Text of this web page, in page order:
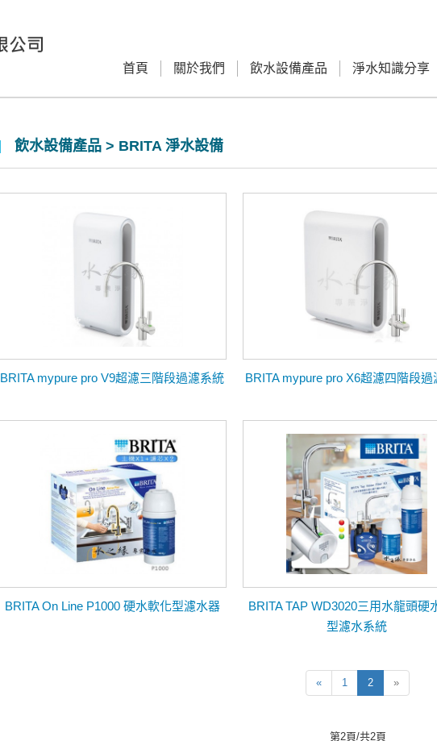
首頁 關於我們 飲水設備產品 淨水知識分享
飲水設備產品 > BRITA 淨水設備
BRITA mypure pro V9超濾三階段過濾系統 BRITA mypure pro X6超濾四階段過
BRITA On Line P1000 硬水軟化型濾水器
BRITA TAP WD3020三用水龍頭硬
型濾水系統
« 1 2 »
第2頁/共2頁